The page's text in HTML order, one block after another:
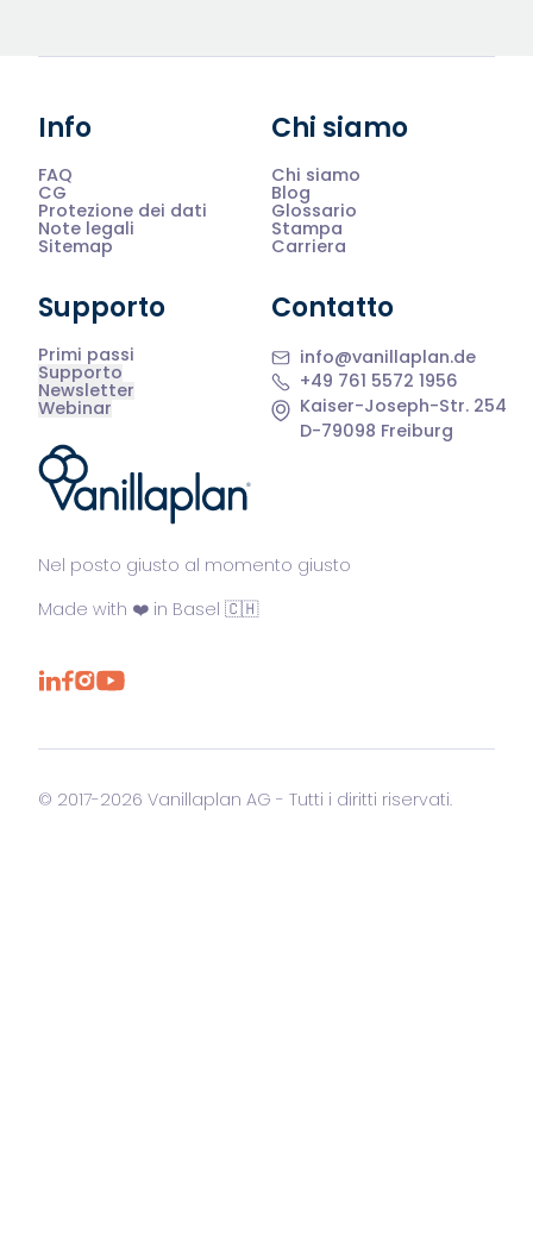
®
Nel posto giusto al momento giusto
Made with ❤️ in Basel 🇨🇭
Info
FAQ
CG
Protezione dei dati
Note legali
Sitemap
Chi siamo
Chi siamo
Blog
Glossario
Stampa
Carriera
Supporto
Primi passi
Supporto
Newsletter
Webinar
Contatto
info@vanillaplan.de
+49 761 5572 1956
Kaiser-Joseph-Str. 254
D-79098 Freiburg
© 2017-2026 Vanillaplan AG - Tutti i diritti riservati.